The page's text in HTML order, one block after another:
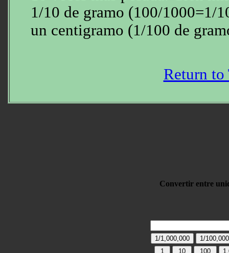
1/10 de gramo (100/1000=1/
un centigramo (1/100 de
Return to
Convertir entre